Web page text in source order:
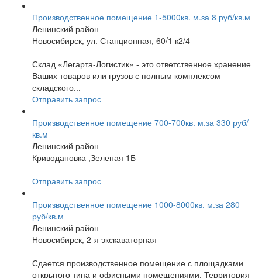
Производственное помещение 1-5000кв. м.за 8 руб/кв.м
Ленинский район
Новосибирск, ул. Станционная, 60/1 к2/4
Склад «Легарта-Логистик» - это ответственное хранение
Ваших товаров или грузов с полным комплексом
складского...
Отправить запрос
Производственное помещение 700-700кв. м.за 330 руб/
кв.м
Ленинский район
Криводановка ,Зеленая 1Б
Отправить запрос
Производственное помещение 1000-8000кв. м.за 280
руб/кв.м
Ленинский район
Новосибирск, 2-я экскаваторная
Сдается производственное помещение с площадками
открытого типа и офисными помещениями. Территория